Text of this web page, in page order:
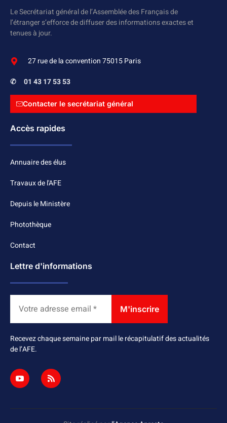
Le Secrétariat général de l’Assemblée des Français de
l’étranger s’efforce de diffuser des informations exactes et
tenues à jour.
27 rue de la convention 75015 Paris
✆ 01 43 17 53 53
Contacter le secrétariat général
Accès rapides
Annuaire des élus
Travaux de l'AFE
Depuis le Ministère
Photothèque
Contact
Lettre d'informations
Recevez chaque semaine par mail le récapitulatif des actualités
de l’AFE.